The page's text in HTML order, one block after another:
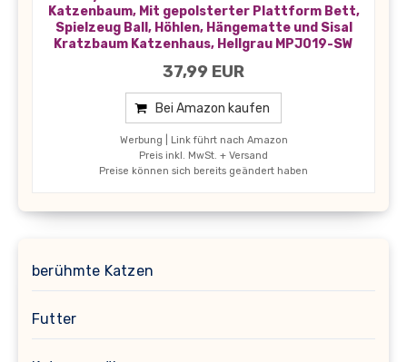
Katzenbaum, Mit gepolsterter Plattform Bett,
Spielzeug Ball, Höhlen, Hängematte und Sisal
Kratzbaum Katzenhaus, Hellgrau MPJ019-SW
37,99 EUR
Bei Amazon kaufen
Werbung | Link führt nach Amazon
Preis inkl. MwSt. + Versand
Preise können sich bereits geändert haben
berühmte Katzen
Futter